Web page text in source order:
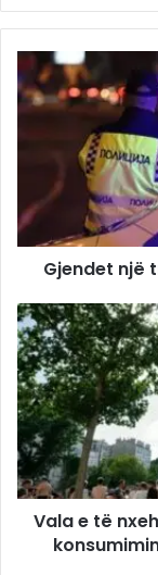
Gjendet një
Vala e të